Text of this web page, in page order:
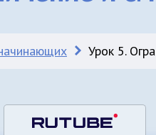
Урок 5.